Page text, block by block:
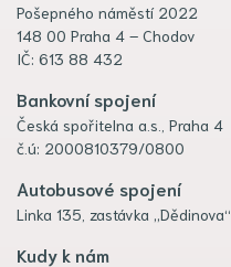
Pošepného náměstí 2022
148 00 Praha 4 – Chodov
IČ: 613 88 432
Bankovní spojení
Česká spořitelna a.s., Praha 4
č.ú: 2000810379/0800
Autobusové spojení
Linka 135, zastávka „Dědinova“
Kudy k nám